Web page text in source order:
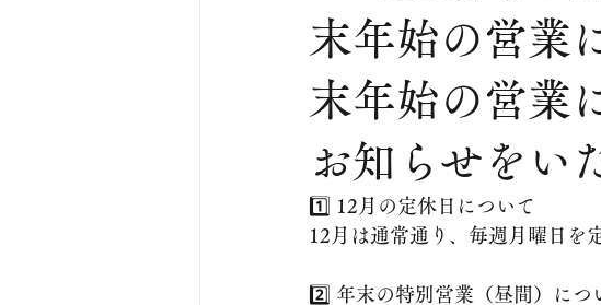
末年始の営業
末年始の営業
お知らせをい
1️⃣ 12月の定休日について
12月は通常通り、毎週月曜日を
2️⃣ 年末の特別営業（昼間）につ